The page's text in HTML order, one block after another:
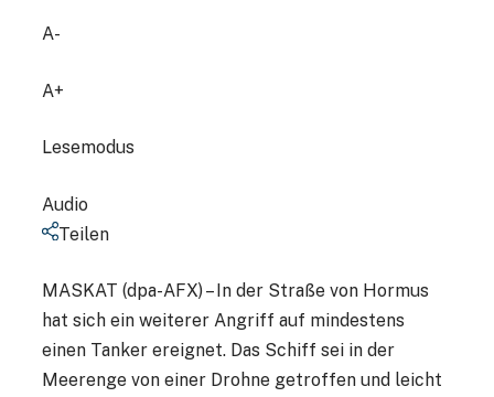
A-
A+
Lesemodus
Audio
Teilen
MASKAT (dpa-AFX) – In der Straße von Hormus
hat sich ein weiterer Angriff auf mindestens
einen Tanker ereignet. Das Schiff sei in der
Meerenge von einer Drohne getroffen und leicht